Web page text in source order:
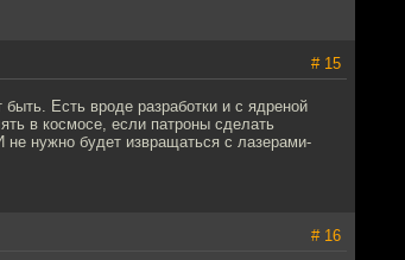
# 15
Есть вроде разработки и с ядреной
в космосе, если патроны сделать
нужно будет извращаться с лазерами-
# 16